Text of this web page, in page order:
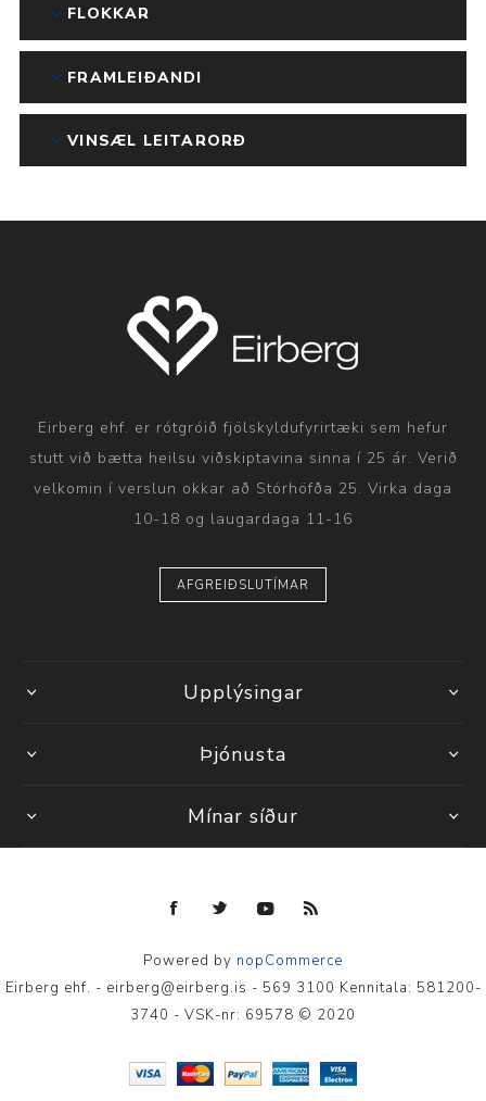
FLOKKAR
FRAMLEIÐANDI
VINSÆL LEITARORÐ
Eirberg ehf. er rótgróið fjölskyldufyrirtæki sem hefur
stutt við bætta heilsu viðskiptavina sinna í 25 ár. Verið
velkomin í verslun okkar að Stórhöfða 25. Virka daga
10-18 og laugardaga 11-16
AFGREIÐSLUTÍMAR
Upplýsingar
Þjónusta
Mínar síður
Powered by nopCommerce
Eirberg ehf. - eirberg@eirberg.is - 569 3100 Kennitala: 581200-
3740 - VSK-nr: 69578 © 2020